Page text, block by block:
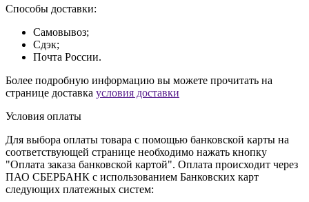
Способы доставки:
Самовывоз;
Сдэк;
Почта России.
Более подробную информацию вы можете прочитать на
странице доставка условия доставки
Условия оплаты
Для выбора оплаты товара с помощью банковской карты на
соответствующей странице необходимо нажать кнопку
"Оплата заказа банковской картой". Оплата происходит через
ПАО СБЕРБАНК с использованием Банковских карт
следующих платежных систем: